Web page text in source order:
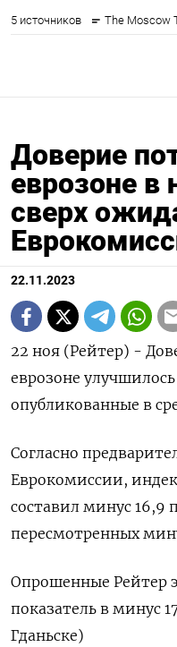
Доверие
еврозоне в
сверх
22.11.2023
22 ноя (Рейтер) -
еврозоне
опубликованные в
Согласно
Еврокомиссии,
составил минус 16,9
пересмотренных
Опрошенные Рейтер
показатель в минус
Гданьске)